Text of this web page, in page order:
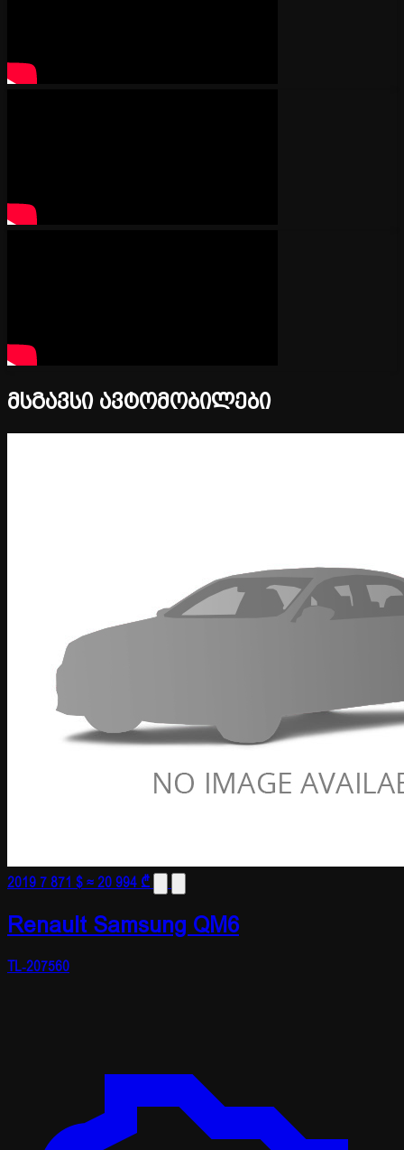
მსგავსი ავტომობილები
20197 871 $≈ 20 994 ₾
Renault Samsung QM6
TL-207560